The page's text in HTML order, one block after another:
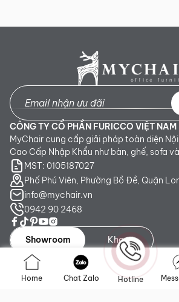
CÔNG TY CỔ PHẦN FURICCO VIỆT NAM
MyChair cung cấp giải pháp toàn diện
Cao Cấp Nhập Khẩu như bàn, ghế, sofa
MST: 0105187027
Phố Phú Viên, Phường Bồ Đề, Quận
info@mychair.vn
0942 90 2468
Showroom Kho
Showroom TP. HCM:
Số 345 - 347
Home Chat Zalo Hotline